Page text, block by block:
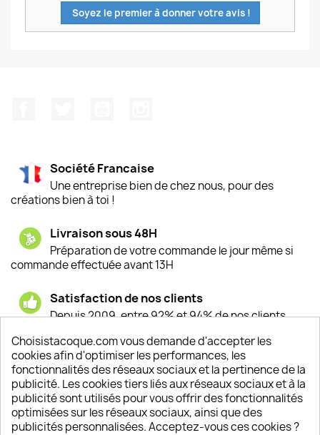
Soyez le premier à donner votre avis !
Société Francaise
Une entreprise bien de chez nous, pour des
créations bien à toi !
Livraison sous 48H
Préparation de votre commande le jour même si
commande effectuée avant 13H
Satisfaction de nos clients
Depuis 2009, entre 92% et 94% de nos clients
Un SAV à votre écoute
Notre SAV est disponible 6/7J de 10h à 18H
Choisistacoque.com vous demande d'accepter les
cookies afin d'optimiser les performances, les
fonctionnalités des réseaux sociaux et la pertinence de la
publicité. Les cookies tiers liés aux réseaux sociaux et à la
publicité sont utilisés pour vous offrir des fonctionnalités
optimisées sur les réseaux sociaux, ainsi que des
publicités personnalisées. Acceptez-vous ces cookies ?